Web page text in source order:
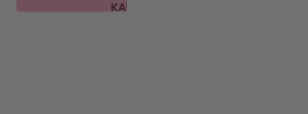
KAUFEN